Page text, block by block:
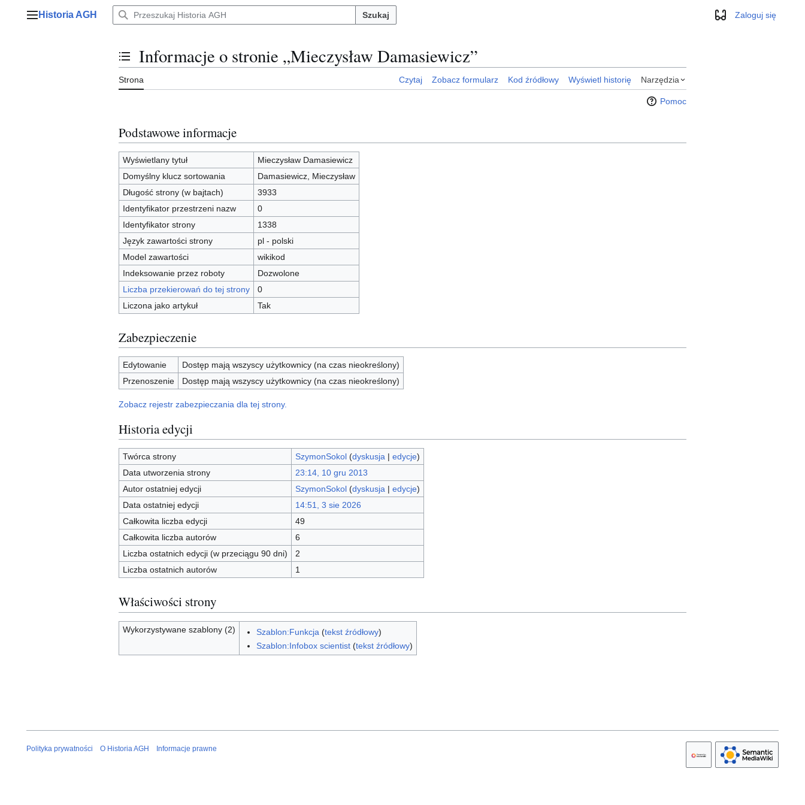
Menu główne
Historia AGH Szukaj WyglądZaloguj się
Przełącz stan spisu treści
Informacje o stronie „Mieczysław Damasiewicz”
Strona Czytaj Zobacz formularz Kod źródłowy Wyświetl historię Narzędzia
Pomoc
Podstawowe informacje
Wyświetlany tytuł
Mieczysław Damasiewicz
Domyślny klucz sortowania
Damasiewicz, Mieczysław
Długość strony (w bajtach)
3933
Identyfikator przestrzeni nazw
0
Identyfikator strony
1338
Język zawartości strony
pl - polski
Model zawartości
wikikod
Indeksowanie przez roboty
Dozwolone
Liczba przekierowań do tej strony
0
Liczona jako artykuł
Tak
Zabezpieczenie
Edytowanie
Dostęp mają wszyscy użytkownicy (na czas nieokreślony)
Przenoszenie
Dostęp mają wszyscy użytkownicy (na czas nieokreślony)
Zobacz rejestr zabezpieczania dla tej strony.
Historia edycji
Twórca strony SzymonSokol (dyskusja| edycje)
Data utworzenia strony
23:14, 10 gru 2013
Autor ostatniej edycji
SzymonSokol (dyskusja| edycje)
Data ostatniej edycji
14:51, 3 sie 2026
Całkowita liczba edycji
49
Całkowita liczba autorów
6
Liczba ostatnich edycji (w przeciągu 90 dni)
2
Liczba ostatnich autorów
1
Właściwości strony
Wykorzystywane szablony (2) Szablon:Funkcja (tekst źródłowy)
Szablon:Infobox scientist(tekst źródłowy)
Polityka prywatności O Historia AGH Informacje prawne